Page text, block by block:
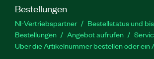
787622-35 | 787622-35WP
Bestellungen
NI-Vertriebspartner
Bestellstatus und
Bestellungen
Angebot aufrufen
Über die Artikelnummer bestellen oder ein